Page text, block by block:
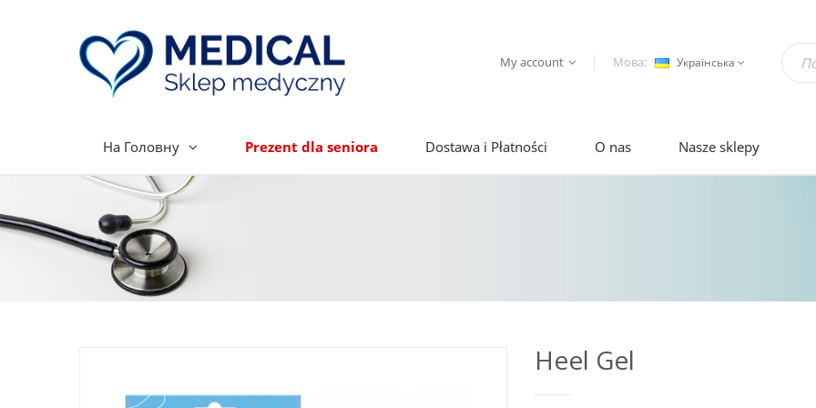
Мова: Українська
My account
На Головну Prezent dla seniora Dostawa i Płatności O nas Nasze sklepy
Heel Gel